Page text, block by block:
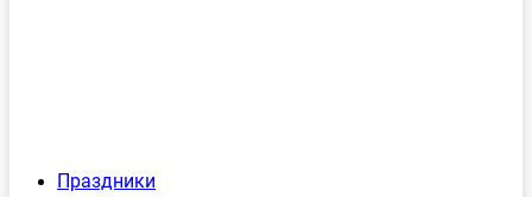
Праздники